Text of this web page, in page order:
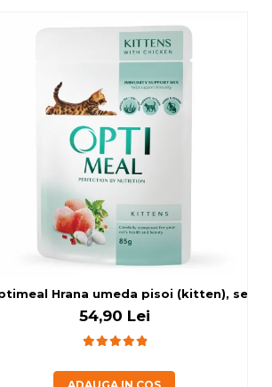
Hrana umeda pisoi (kitten), set
54,90 Lei